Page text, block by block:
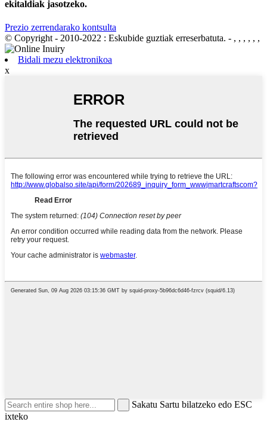
ekitaldiak jasotzeko.
Prezio zerrendarako kontsulta
© Copyright - 2010-2022 : Eskubide guztiak erreserbatuta. - , , , , , ,
Bidali mezu elektronikoa
x
Sakatu Sartu bilatzeko edo ESC
ixteko